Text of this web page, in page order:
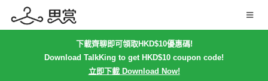
下載齊聊即可領取HKD$10優惠碼!
Download TalkKing to get HKD$10 coupon code!
立即下載 Download Now!